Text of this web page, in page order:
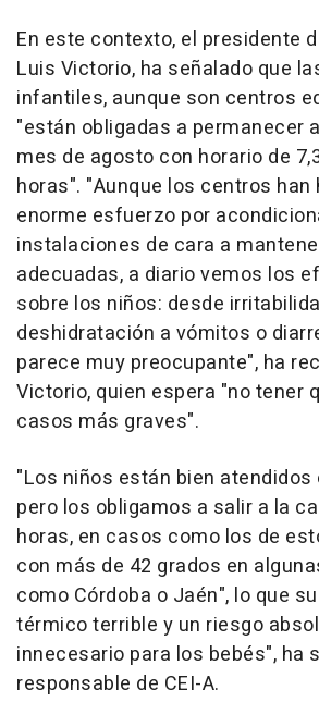
En este contexto, el presidente
Luis Victorio, ha señalado que
infantiles, aunque son centros
"están obligadas a permanecer
mes de agosto con horario de
horas". "Aunque los centros han
enorme esfuerzo por
instalaciones de cara a
adecuadas, a diario vemos los
sobre los niños: desde
deshidratación a vómitos o
parece muy preocupante", ha
Victorio, quien espera "no tener
casos más graves".
"Los niños están bien
pero los obligamos a salir a la
horas, en casos como los de
con más de 42 grados en
como Córdoba o Jaén", lo que
térmico terrible y un riesgo
innecesario para los bebés", ha
responsable de CEI-A.